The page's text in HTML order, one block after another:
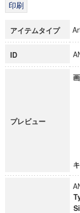
博士課程教育
アイテムタイプ
ID
プレビュー